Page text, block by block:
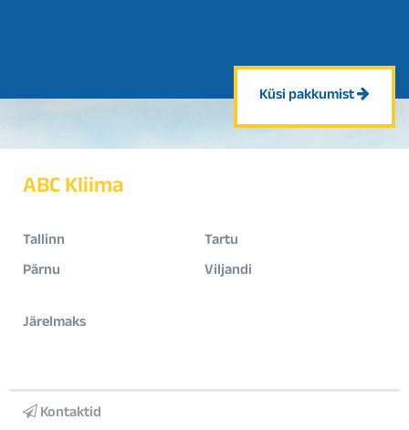
Küsi pakkumist
ABC Kliima
Tallinn
Tartu
Pärnu
Viljandi
Järelmaks
Kontaktid